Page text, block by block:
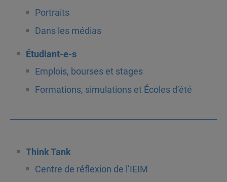
Portraits
Dans les médias
Étudiant-e-s
Emplois, bourses et stages
Formations, simulations et Écoles d’été
Think Tank
Centre de réflexion de l’IEIM